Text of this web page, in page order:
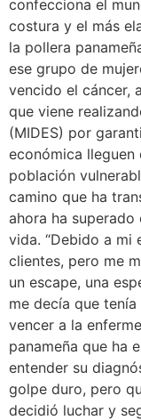
confecciona el
costura y el más
la pollera
ese grupo de
vencido el cáncer,
que viene
(MIDES) por
económica lleguen
población
camino que ha
ahora ha
vida. “Debido a mi
clientes, pero me
un escape, una
me decía que
vencer a la
panameña que ha
entender su
golpe duro, pero
decidió luchar y